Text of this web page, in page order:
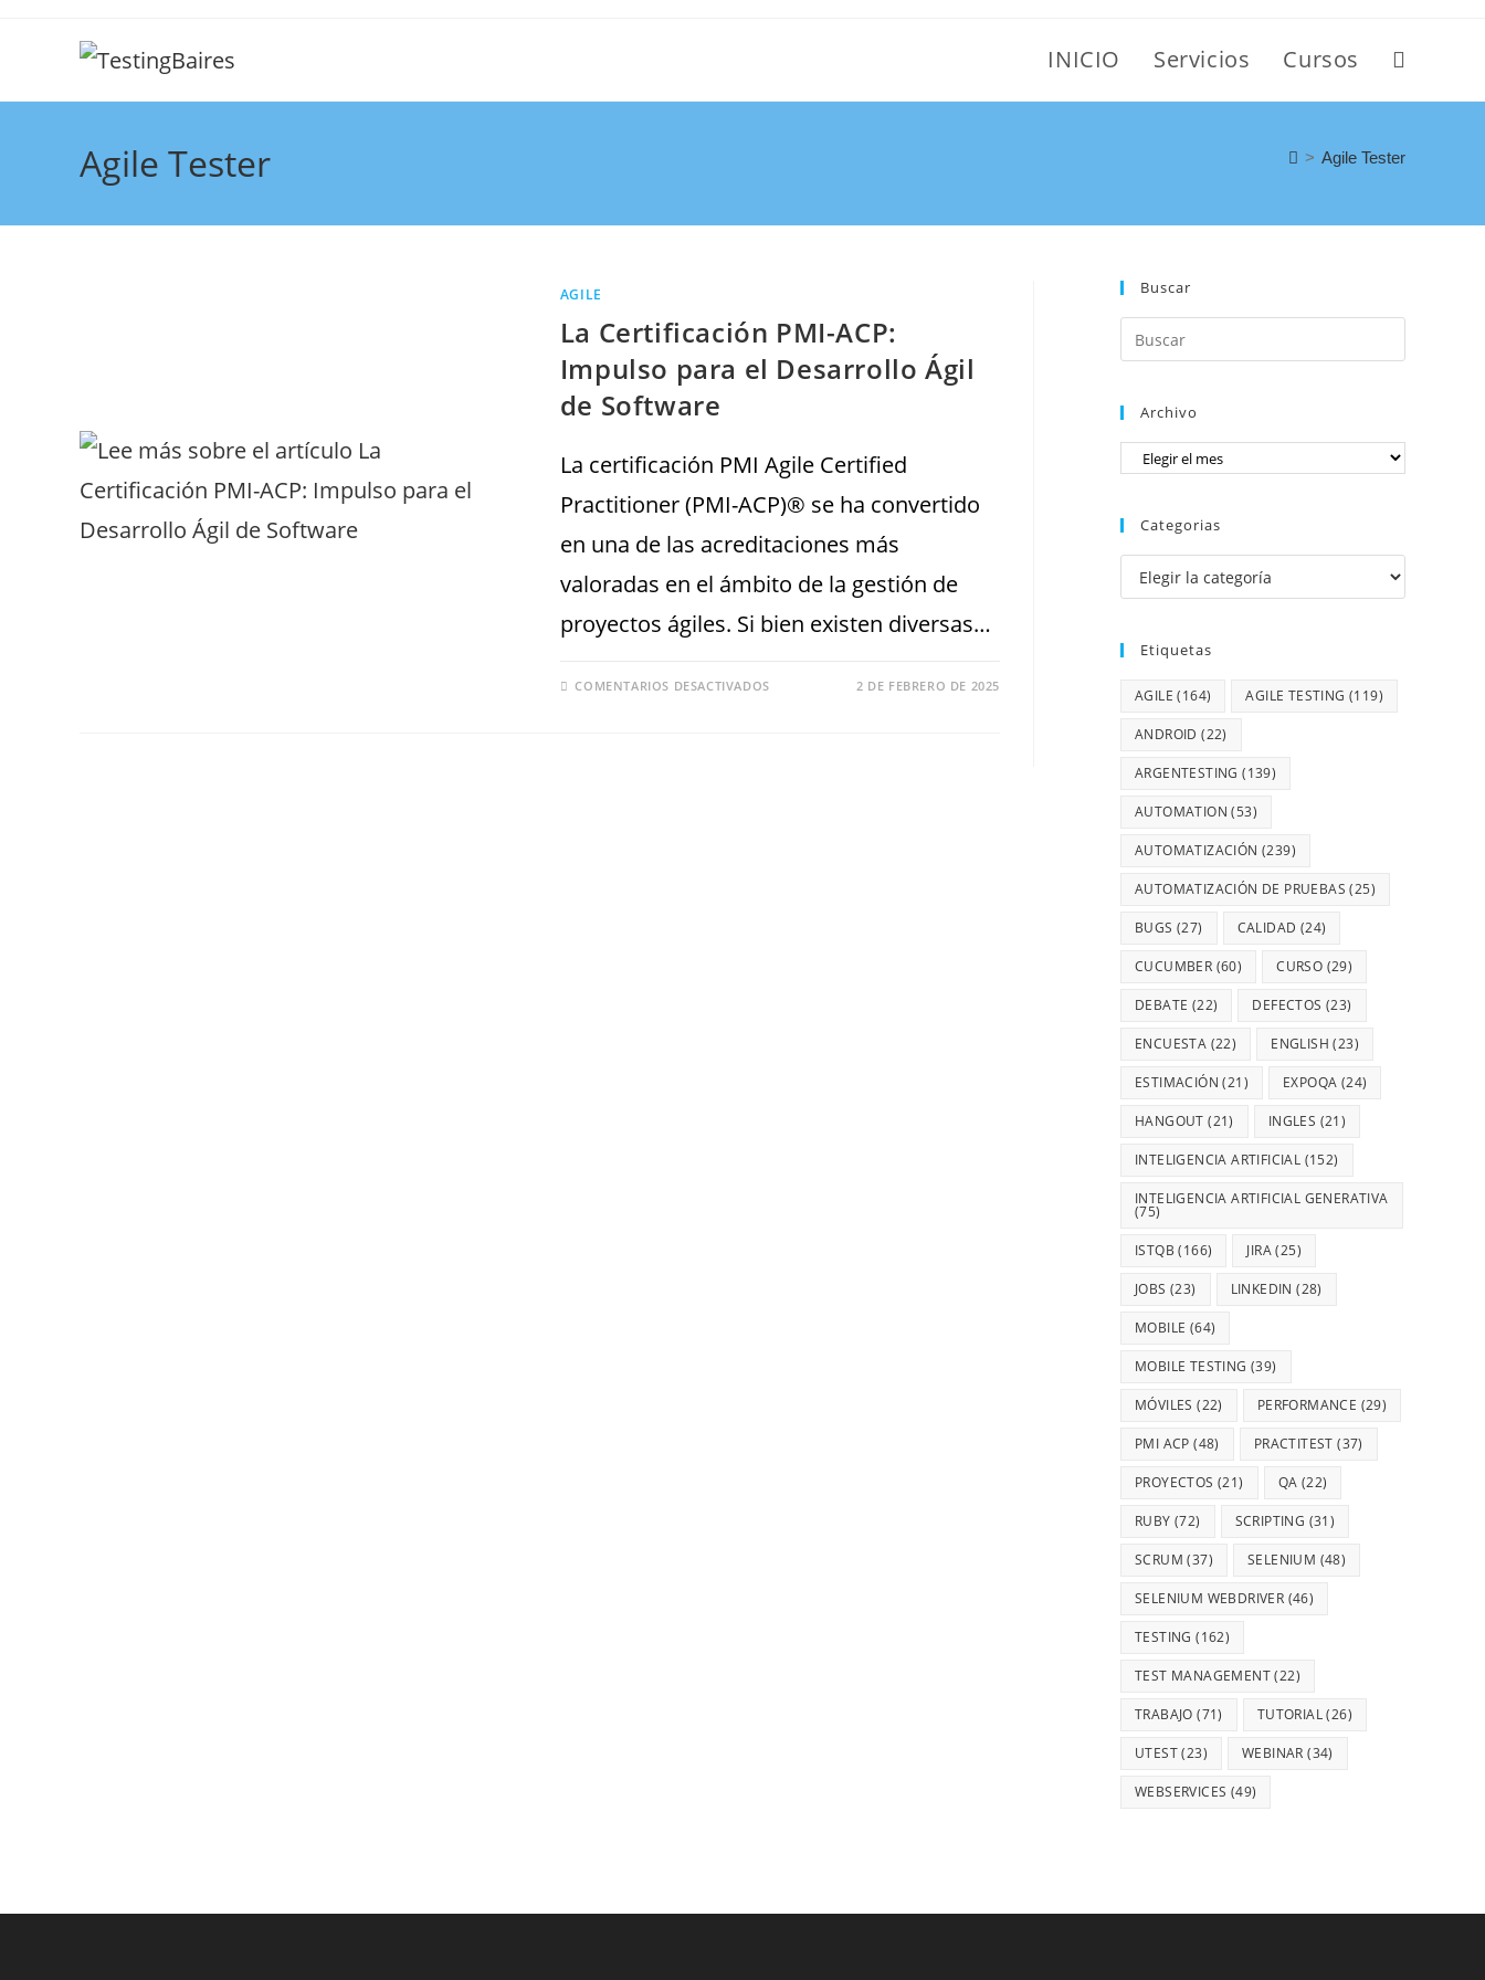
INICIO Servicios Cursos
Agile Tester > Agile Tester
AGILE
La Certificación PMI-ACP:
Impulso para el Desarrollo Ágil
de Software
La certificación PMI Agile Certified
Practitioner (PMI-ACP)® se ha convertido
en una de las acreditaciones más
valoradas en el ámbito de la gestión de
proyectos ágiles. Si bien existen diversas…
COMENTARIOS DESACTIVADOS 2 DE FEBRERO DE 2025
Buscar
Archivo
Categorias
Etiquetas
AGILE (164) AGILE TESTING (119)
ANDROID (22)
ARGENTESTING (139)
AUTOMATION (53)
AUTOMATIZACIÓN (239)
AUTOMATIZACIÓN DE PRUEBAS (25)
BUGS (27) CALIDAD (24)
CUCUMBER (60) CURSO (29)
DEBATE (22) DEFECTOS (23)
ENCUESTA (22) ENGLISH (23)
ESTIMACIÓN (21) EXPOQA (24)
HANGOUT (21) INGLES (21)
INTELIGENCIA ARTIFICIAL (152)
INTELIGENCIA ARTIFICIAL GENERATIVA
(75)
ISTQB (166) JIRA(25)
JOBS (23) LINKEDIN (28)
MOBILE (64)
MOBILE TESTING (39)
MÓVILES (22) PERFORMANCE (29)
PMI ACP (48) PRACTITEST (37)
PROYECTOS (21) QA (22)
RUBY (72) SCRIPTING (31)
SCRUM (37) SELENIUM (48)
SELENIUM WEBDRIVER (46)
TESTING (162)
TEST MANAGEMENT(22)
TRABAJO (71) TUTORIAL(26)
UTEST(23) WEBINAR (34)
WEBSERVICES (49)